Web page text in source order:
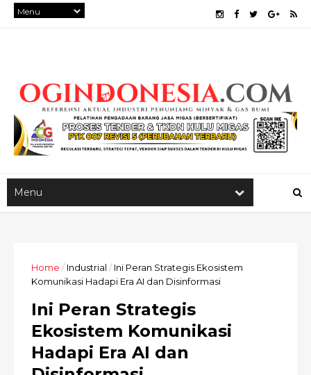
Home / Industrial / Ini Peran Strategis Ekosistem
Komunikasi Hadapi Era AI dan Disinformasi
Ini Peran Strategis
Ekosistem Komunikasi
Hadapi Era AI dan